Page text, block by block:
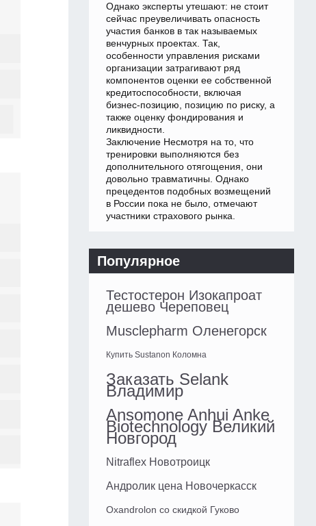
Однако эксперты утешают: не стоит
сейчас преувеличивать опасность
участия банков в так называемых
венчурных проектах. Так,
особенности управления рисками
организации затрагивают ряд
компонентов оценки ее собственной
кредитоспособности, включая
бизнес-позицию, позицию по риску, а
также оценку фондирования и
ликвидности.
Заключение Несмотря на то, что
тренировки выполняются без
дополнительного отягощения, они
довольно травматичны. Однако
прецедентов подобных возмещений
в России пока не было, отмечают
участники страхового рынка.
Популярное
Тестостерон Изокапроат
дешево Череповец
Musclepharm Оленегорск
Купить Sustanon Коломна
Заказать Selank
Владимир
Ansomone Anhui Anke
Biotechnology Великий
Новгород
Nitraflex Новотроицк
Андролик цена Новочеркасск
Oxandrolon со скидкой Гуково